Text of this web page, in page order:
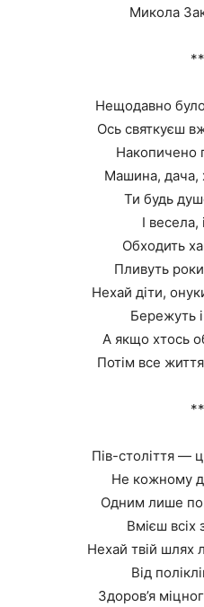
Микола
Нещодавно було
Ось святкуєш
Накопичено
Машина, дача,
Ти будь
І весела,
Обходить
Пливуть
Нехай діти,
Бережуть
А якщо хтось
Потім все
Пів-століття —
Не кожному
Одним лише
Вмієш всіх
Нехай твій шлях
Від
Здоров’я